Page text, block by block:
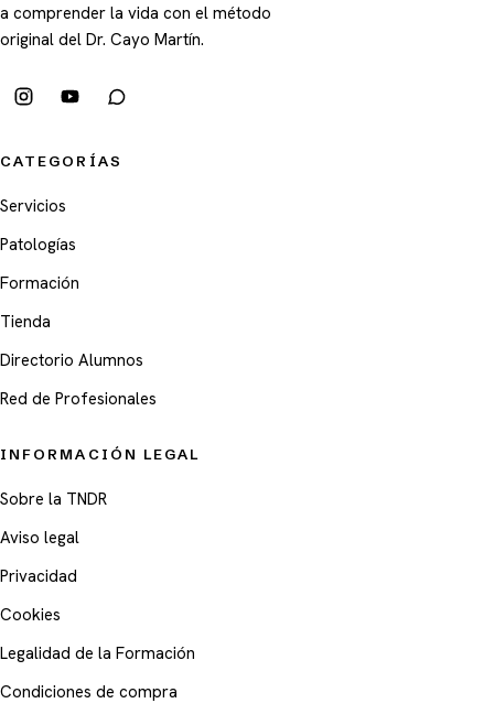
a comprender la vida con el método
original del Dr. Cayo Martín.
CATEGORÍAS
Servicios
Patologías
Formación
Tienda
Directorio Alumnos
Red de Profesionales
INFORMACIÓN LEGAL
Sobre la TNDR
Aviso legal
Privacidad
Cookies
Legalidad de la Formación
Condiciones de compra